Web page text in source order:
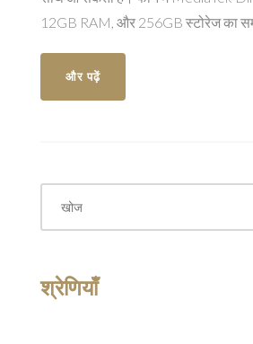
12GB RAM, और 256GB स्टोरेज का
है। फोन ऑनलाइन प्लेटफॉर्म्स पर उपलब्ध
₹15,000-20,000 के बीच हो सकती है।
और पढ़ें
श्रेणियाँ